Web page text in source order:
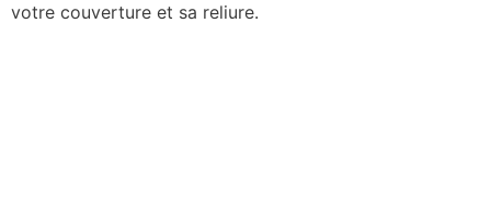
votre couverture et sa reliure.